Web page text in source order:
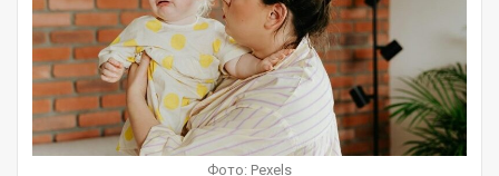
Фото: Pexels